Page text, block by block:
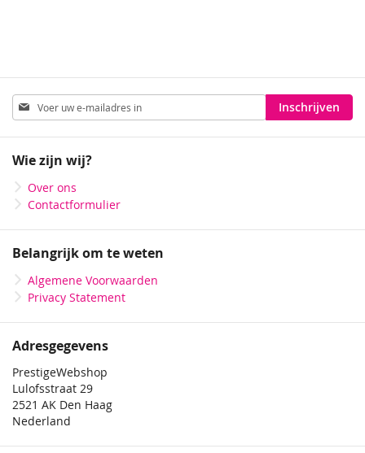
Abonneer
u
op
nieuwsbrief
Inschrijven
Wie zijn wij?
Over ons
Contactformulier
Belangrijk om te weten
Algemene Voorwaarden
Privacy Statement
Adresgegevens
PrestigeWebshop
Lulofsstraat 29
2521 AK Den Haag
Nederland